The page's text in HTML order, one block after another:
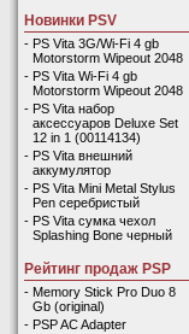
Новинки PSV
- PS Vita 3G/Wi-Fi 4 gb
Motorstorm Wipeout 2048
- PS Vita Wi-Fi 4 gb
Motorstorm Wipeout 2048
- PS Vita набор
аксессуаров Deluxe Set
12 in 1 (00114134)
- PS Vita внешний
аккумулятор
- PS Vita Mini Metal Stylus
Pen серебристый
- PS Vita сумка чехол
Splashing Bone черный
Рейтинг продаж PSP
- Memory Stick Pro Duo 8
Gb (original)
- PSP AC Adapter